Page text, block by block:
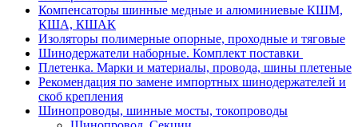
Компенсаторы шинные медные и алюминиевые КШМ,
КША, КШАК
Изоляторы полимерные опорные, проходные и тяговые
Шинодержатели наборные. Комплект поставки
Плетенка. Марки и материалы, провода, шины плетеные
Рекомендация по замене импортных шинодержателей и
скоб крепления
Шинопроводы, шинные мосты, токопроводы